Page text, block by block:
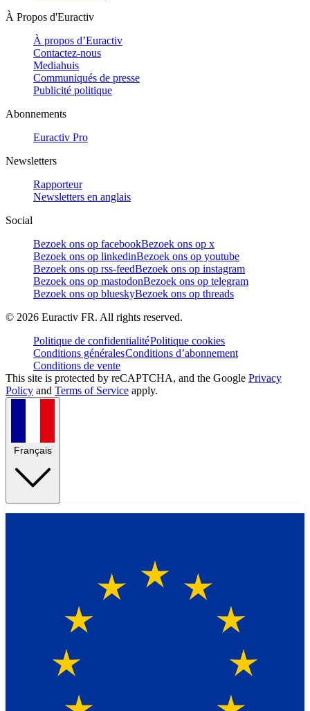
À Propos d'Euractiv
À propos d’Euractiv
Contactez-nous
Mediahuis
Communiqués de presse
Publicité politique
Abonnements
Euractiv Pro
Newsletters
Rapporteur
Newsletters en anglais
Social
Bezoek ons op facebookBezoek ons op x
Bezoek ons op linkedinBezoek ons op youtube
Bezoek ons op rss-feedBezoek ons op instagram
Bezoek ons op mastodonBezoek ons op telegram
Bezoek ons op blueskyBezoek ons op threads
© 2026 Euractiv FR. All rights reserved.
Politique de confidentialitéPolitique cookies
Conditions généralesConditions d’abonnement
Conditions de vente
This site is protected by reCAPTCHA, and the Google Privacy
Policy and Terms of Service apply.
Français